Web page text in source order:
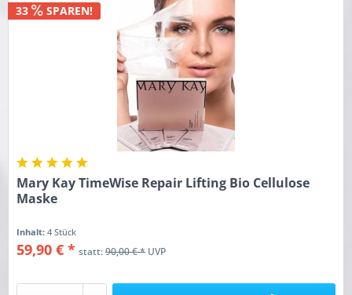
33 SPAREN!
Mary Kay TimeWise Repair Lifting Bio Cellulose
Maske
Inhalt:4 Stück
59,90 € * statt:90,00 € *UVP